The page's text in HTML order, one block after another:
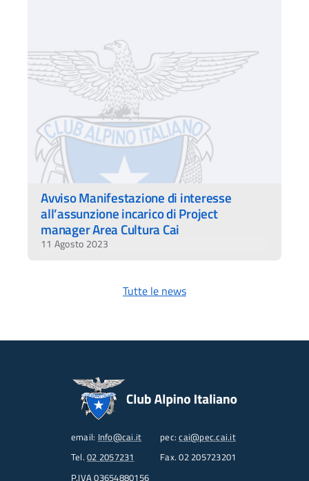
Avviso Manifestazione di interesse
all’assunzione incarico di Project
manager Area Cultura Cai
11 Agosto 2023
Tutte le news
email: Info@cai.it pec:cai@pec.cai.it
Tel. 02 2057231
Fax. 02 205723201
P.IVA 03654880156